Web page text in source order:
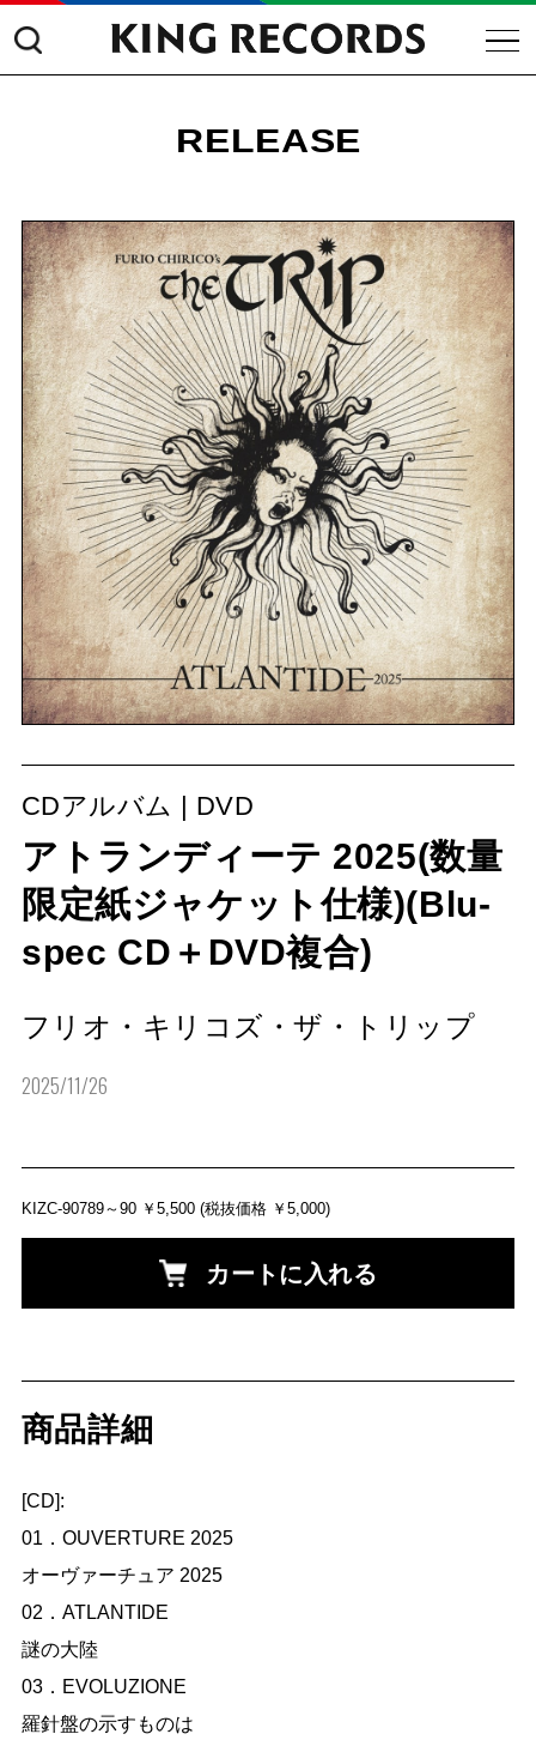
RELEASE
CDアルバム | DVD
アトランディーテ 2025(数量
限定紙ジャケット仕様)(Blu-
spec CD＋DVD複合)
フリオ・キリコズ・ザ・トリップ
2025/11/26
KIZC-90789～90 ￥5,500(税抜価格 ￥5,000)
カートに入れる
商品詳細
[CD]:
01．OUVERTURE 2025
オーヴァーチュア 2025
02．ATLANTIDE
謎の大陸
03．EVOLUZIONE
羅針盤の示すものは